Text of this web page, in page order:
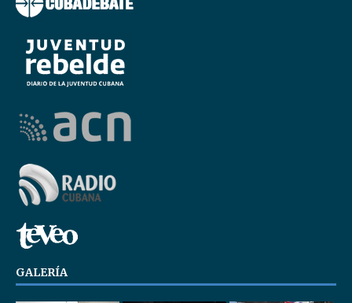
GALERÍA